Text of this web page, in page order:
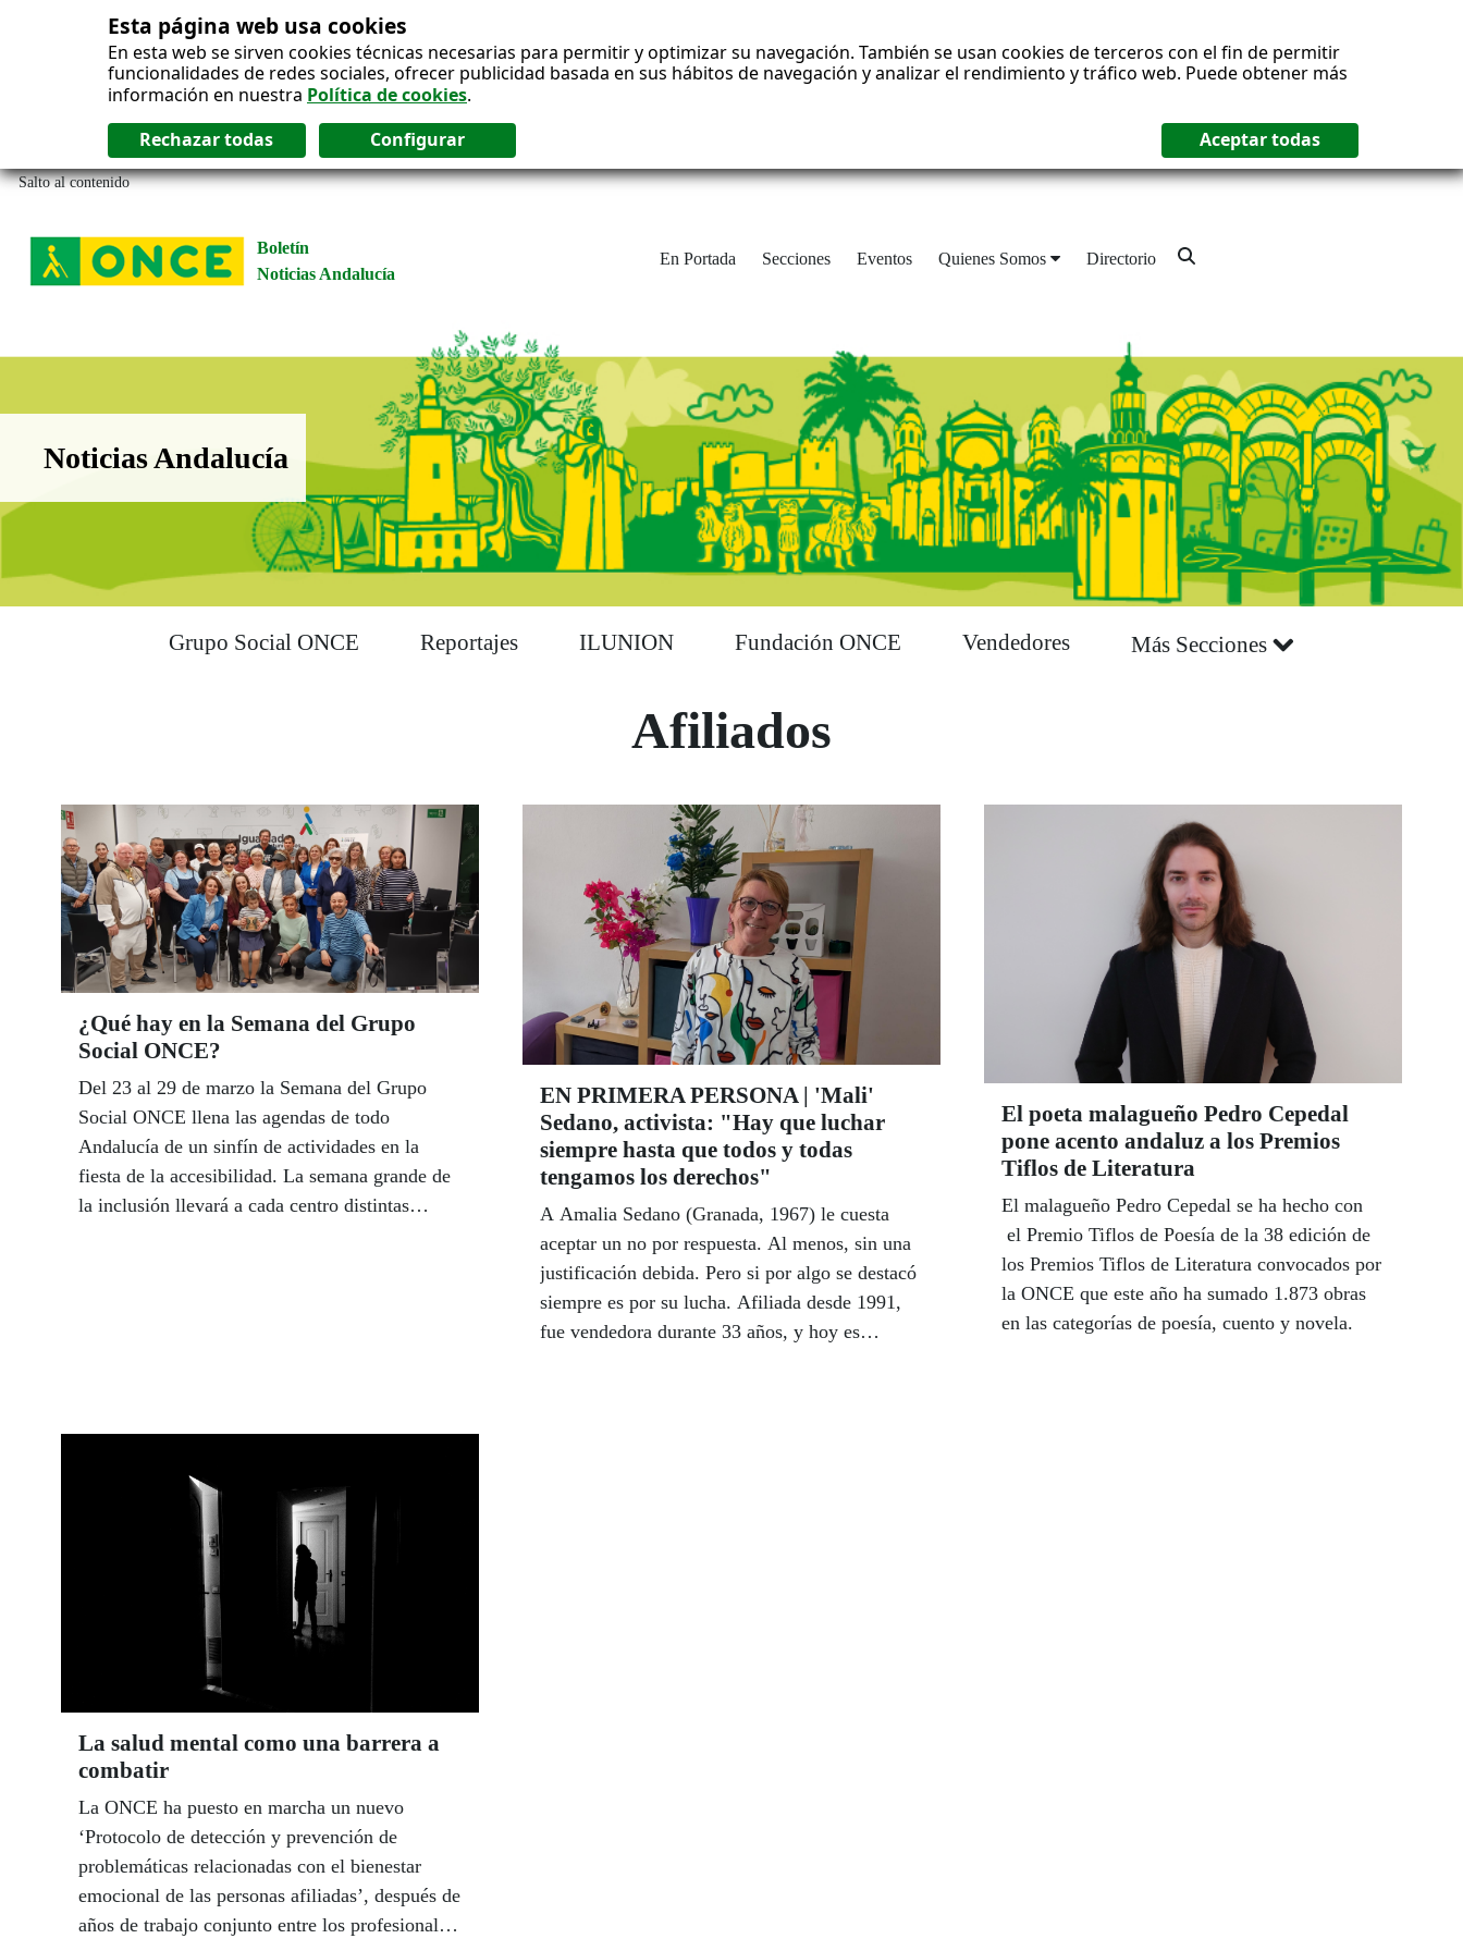
Esta página web usa cookies
En esta web se sirven cookies técnicas necesarias para permitir y optimizar su navegación. También se usan cookies de terceros con el fin de permitir
funcionalidades de redes sociales, ofrecer publicidad basada en sus hábitos de navegación y analizar el rendimiento y tráfico web. Puede obtener más
información en nuestra Política de cookies.
Salto al contenido
Boletín
Noticias Andalucía
En Portada Secciones Eventos Quienes Somos Directorio
Boletín Noticias Andalucía
Noticias Andalucía
Grupo Social ONCE Reportajes ILUNION Fundación ONCE Vendedores Más Secciones
Afiliados
¿Qué hay en la Semana del Grupo
Social ONCE?
Del 23 al 29 de marzo la Semana del Grupo
Social ONCE llena las agendas de todo
Andalucía de un sinfín de actividades en la
fiesta de la accesibilidad. La semana grande de
la inclusión llevará a cada centro distintas
EN PRIMERA PERSONA | 'Mali'
Sedano, activista: "Hay que luchar
siempre hasta que todos y todas
tengamos los derechos"
A Amalia Sedano (Granada, 1967) le cuesta
aceptar un no por respuesta. Al menos, sin una
justificación debida. Pero si por algo se destacó
siempre es por su lucha. Afiliada desde 1991,
fue vendedora durante 33 años, y hoy es
El poeta malagueño Pedro Cepedal
pone acento andaluz a los Premios
Tiflos de Literatura
El malagueño Pedro Cepedal se ha hecho con
el Premio Tiflos de Poesía de la 38 edición de
los Premios Tiflos de Literatura convocados por
la ONCE que este año ha sumado 1.873 obras
en las categorías de poesía, cuento y novela.
La salud mental como una barrera a
combatir
La ONCE ha puesto en marcha un nuevo
‘Protocolo de detección y prevención de
problemáticas relacionadas con el bienestar
emocional de las personas afiliadas’, después de
años de trabajo conjunto entre los profesionales